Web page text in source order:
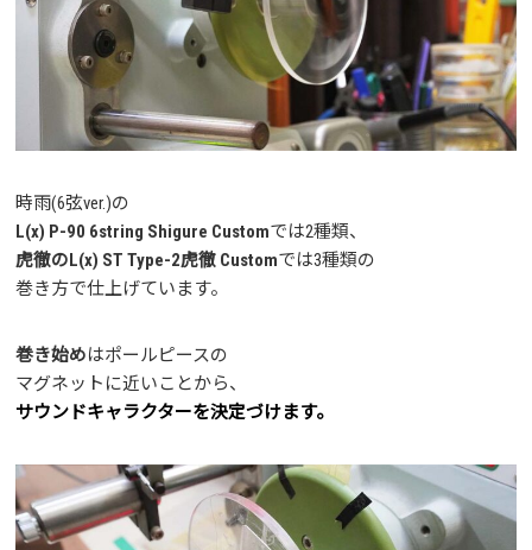
時雨(6弦ver.)の
L(x) P-90 6string Shigure Customでは2種類、
虎徹のL(x) ST Type-2虎徹 Customでは3種類の
巻き方で仕上げています。
巻き始めはポールピースの
マグネットに近いことから、
サウンドキャラクターを決定づけます。